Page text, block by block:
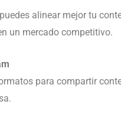
alinear mejor tu
un mercado competitivo.
para compartir